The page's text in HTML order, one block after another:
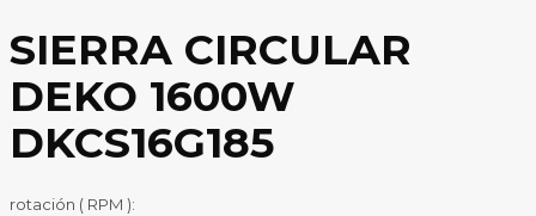
SIERRA CIRCULAR
DEKO 1600W
DKCS16G185
rotación ( RPM ):